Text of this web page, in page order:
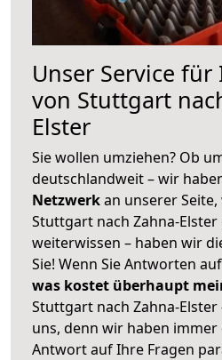
Unser Service
von Stuttgart
Elster
Sie wollen umziehen? Ob
deutschlandweit – wir
Netzwerkan unserer
Stuttgart nach Zahna-
weiterwissen – haben wir
Sie! Wenn Sie Antworten
was kostet überhaupt
Stuttgart nach Zahna-Elster
uns, denn wir haben immer
Antwort auf Ihre Fragen